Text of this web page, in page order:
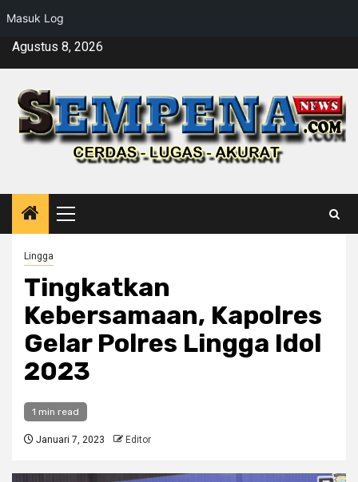
Masuk Log
SkipAgustus 8, 2026
Primary
Menu
Lingga
Tingkatkan
Kebersamaan, Kapolres
Gelar Polres Lingga Idol
2023
1 min read
Januari 7, 2023 Editor